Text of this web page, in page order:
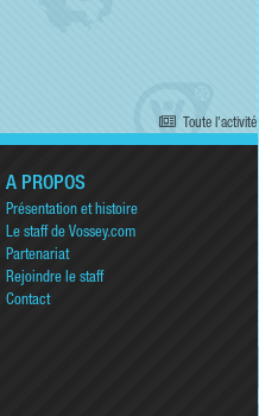
Toute l’activité
A PROPOS
Présentation et histoire
Le staff de Vossey.com
Partenariat
Rejoindre le staff
Contact